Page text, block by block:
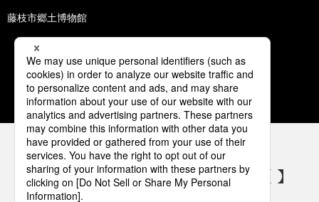
藤枝市郷土博物館
1 2 3 4 5
パナソニックの電気設備 SNSアカウント